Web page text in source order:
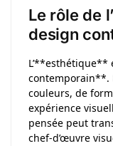
Le rôle de
design
contemporain**.
couleurs, de
expérience
pensée peut
chef-d’œuvre